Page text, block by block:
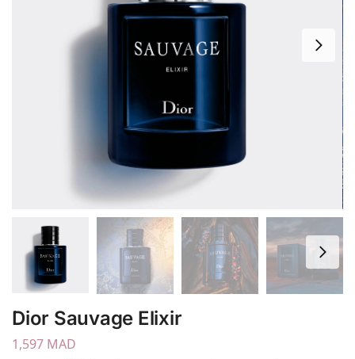
Dior Sauvage Elixir
1,597 MAD